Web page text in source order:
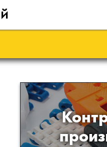
пластиков
образцам